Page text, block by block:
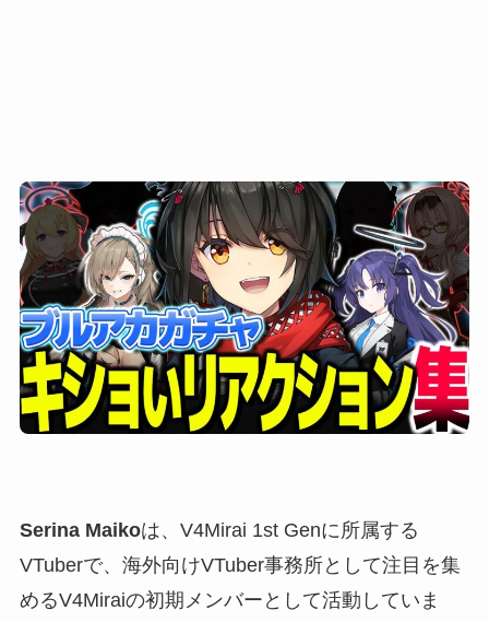
Serina Maikoは、V4Mirai 1st Genに所属する
VTuberで、海外向けVTuber事務所として注目を集
めるV4Miraiの初期メンバーとして活動していま